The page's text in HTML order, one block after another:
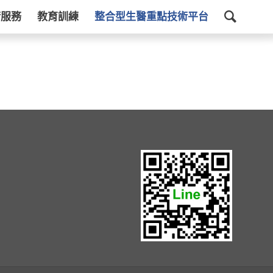
務 教育訓練 整合型生醫重點技術平台